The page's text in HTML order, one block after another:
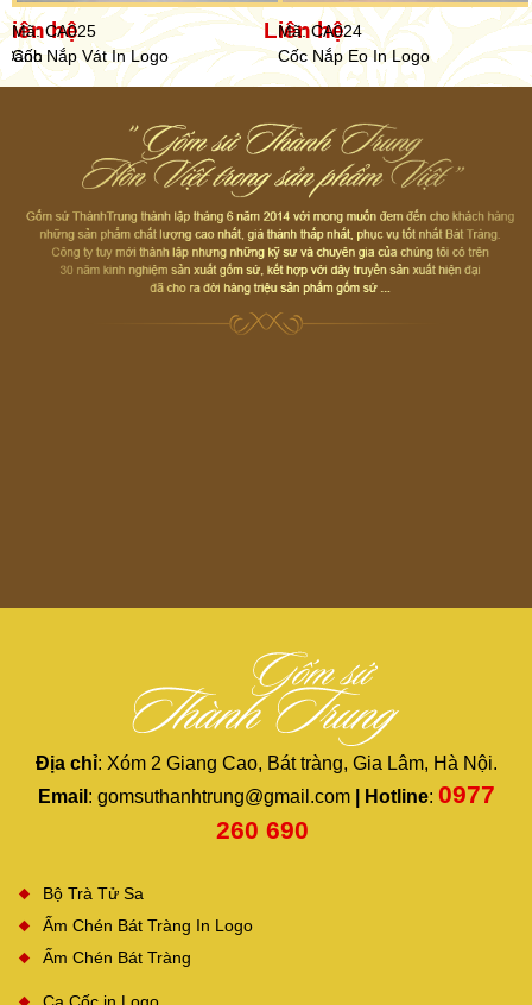
hệ
Mã: CA025 Liên hệ
Cốc Nắp Vát In Logo
Mã: CA024
Cốc Nắp Eo In Logo
Địa chỉ: Xóm 2 Giang Cao, Bát tràng, Gia Lâm, Hà Nội.​
Email : gomsuthanhtrung@gmail.com| Hotline: 0977
260 690 ​
Bộ Trà Tử Sa
Ấm Chén Bát Tràng In Logo
Ấm Chén Bát Tràng